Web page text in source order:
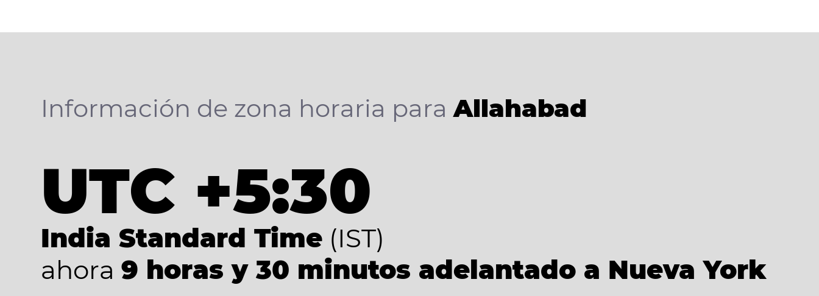
Información de zona horaria paraAllahabad
UTC +5:30
India Standard Time (IST)
ahora 9 horas y 30 minutos adelantado a Nueva York